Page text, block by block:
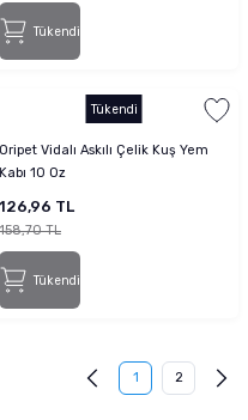
Tükendi
Tükendi
Oripet Vidalı Askılı Çelik Kuş Yem
Kabı 10 Oz
126,96 TL
158,70 TL
Tükendi
1 2